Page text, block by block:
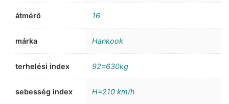
átmérő 16
márka Hankook
terhelési index 92=630kg
sebesség index H=210 km/h